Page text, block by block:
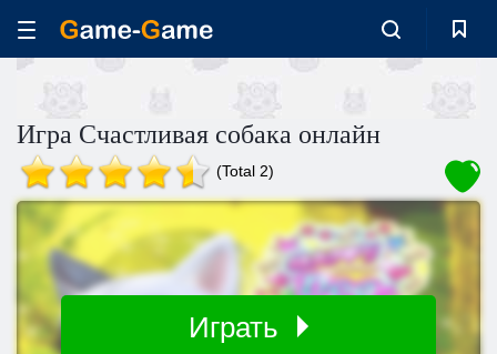
Игра Счастливая собака онлайн
(Total 2)
Играть